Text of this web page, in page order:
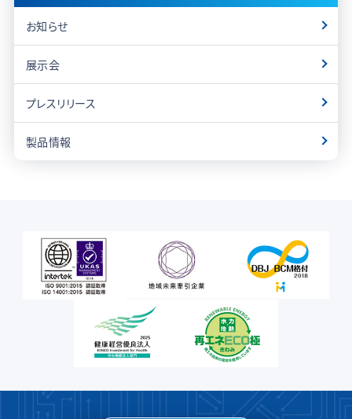
お知らせ
展示会
プレスリリース
製品情報